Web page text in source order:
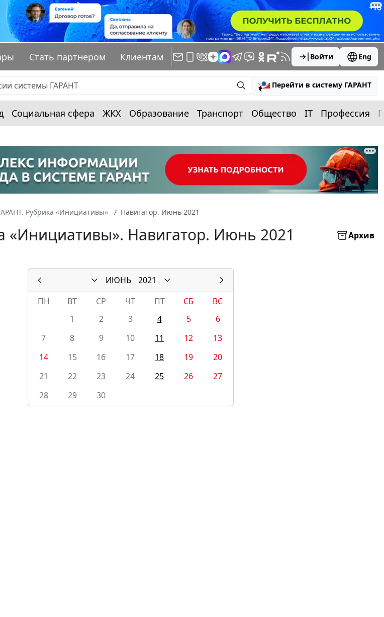
Стать партнером Клиентам Войти Eng
Перейти в систему ГАРАНТ
Социальная сфера ЖКХ Образование Транспорт Общество IT Профессия
Рубрика «Инициативы» Навигатор. Июнь 2021
«Инициативы». Навигатор. Июнь 2021 Архив
ИЮНЬ
2021
ПН
ВТ СР ЧТ ПТ СБ
ВС
1
2 3 4 5
6
7
8 9 10 11 12
13
14
15 16 17 18 19
20
21
22 23 24 25 26
27
28
29 30